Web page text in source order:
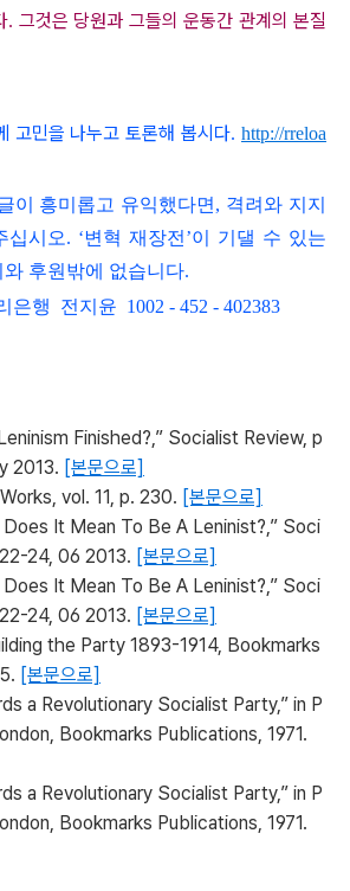
. 그것은 당원과 그들의 운동간 관계의 본질
고민을 나누고 토론해 봅시다.http://rreloa
이 흥미롭고 유익했다면, 격려와 지지
십시오. ‘변혁 재장전’이 기댈 수 있는
후원밖에 없습니다.
은행 전지윤 1002 - 452 - 402383
Finished?,” Socialist Review, p
2013. [본문으로]
vol. 11, p. 230. [본문으로]
It Mean To Be A Leninist?,” Soci
24, 06 2013. [본문으로]
It Mean To Be A Leninist?,” Soci
24, 06 2013. [본문으로]
the Party 1893-1914, Bookmarks
[본문으로]
a Revolutionary Socialist Party,” in P
Bookmarks Publications, 1971.
a Revolutionary Socialist Party,” in P
Bookmarks Publications, 1971.